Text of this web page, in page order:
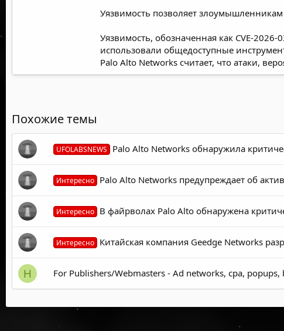
Уязвимость позволяет
Уязвимость, обозначенная как CVE-
использовали общедоступные
Palo Alto Networks считает, что атаки,
Похожие темы
UFOLABSNEWS Palo Alto Networks обнаружила
Интересно Palo Alto Networks предупреждает об
Интересно В файрволах Palo Alto обнаружена
Интересно Китайская компания Geedge Networks
H For Publishers/Webmasters - Ad networks, cpa,